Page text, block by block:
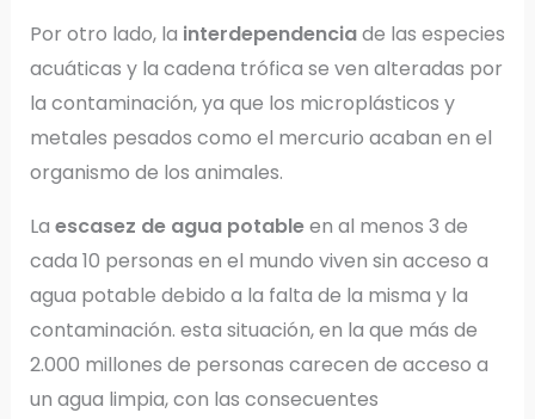
Por otro lado, la interdependenciade las especies
acuáticas y la cadena trófica se ven alteradas por
la contaminación, ya que los microplásticos y
metales pesados como el mercurio acaban en el
organismo de los animales.
La escasez de agua potableen al menos 3 de
cada 10 personas en el mundo viven sin acceso a
agua potable debido a la falta de la misma y la
contaminación. esta situación, en la que más de
2.000 millones de personas carecen de acceso a
un agua limpia, con las consecuentes